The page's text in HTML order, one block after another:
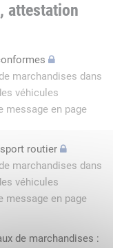
attestation
marchandises dans
véhicules
message en page
routier
marchandises dans
véhicules
message en page
de marchandises :